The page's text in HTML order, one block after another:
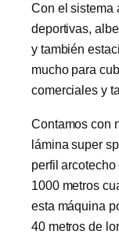
Con el sistema
deportivas,
y también
mucho para
comerciales y
Contamos con
lámina super
perfil
1000 metros
esta máquina
40 metros de